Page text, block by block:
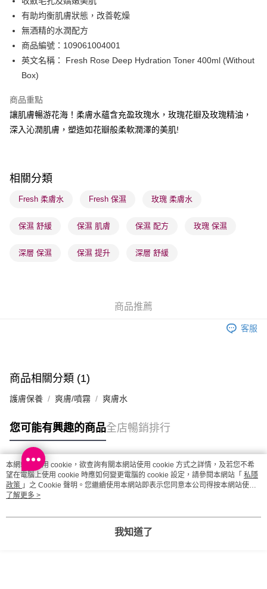
WeChat Pay
BoC Pay
送貨方式
順豐自助櫃 - 確認發貨後1-3個工作天送達
順豐站及營業點 - 確認發貨後1-3個工作天送達
每筆HK$65.00，滿HK$300.00或以上免運費
每筆HK$65.00，滿HK$300.00或以上免運費
(香港門市) 只顯示可選門市。確認發貨後2-5個工作天到店，3天內
取。逾期會取消訂單，並不會安排重寄
(澳門門市) 只顯示可選門市。確認發貨後2-5個工作天到店，3天內
澳門地區配送 - 確認發貨後1-4個工作天送達
有助均衡肌膚狀態，改善乾燥
無酒精的水潤配方
商品編號：109061004001
英文名稱： Fresh Rose Deep Hydration Toner 400ml (Without
Box)
商品重點
讓肌膚暢游花海！柔膚水蘊含充盈玫瑰水，玫瑰花瓣及玫瑰精油，
深入沁潤肌膚，塑造如花瓣般柔軟潤澤的美肌!
相關分類
Fresh 柔膚水 Fresh 保濕 玫瑰 柔膚水
保濕 舒緩 保濕 肌膚 保濕 配方 玫瑰 保濕
深層 保濕 保濕 提升 深層 舒緩
商品推薦
客服
商品相關分類 (1)
護膚保養 爽膚/噴霧 爽膚水
您可能有興趣的商品全店暢銷排行
熱門標籤
熱銷排行
本網站中使用 cookie，欲查詢有關本網站使用 cookie 方式之詳情，及若您不希
望在電腦上使用 cookie 時應如何變更電腦的 cookie 設定，請參閱本網站「 私隱
政策 」之 Cookie 聲明。您繼續使用本網站即表示您同意本公司得按本網站使用
條款之 Cookie 聲明使用 cookie。
了解更多 >
我知道了